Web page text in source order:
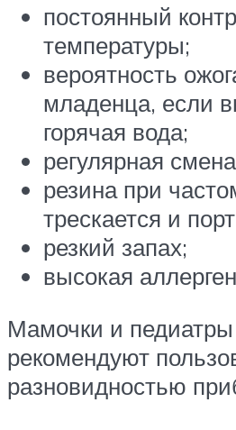
постоянный
температуры;
вероятность
младенца, если
горячая вода;
регулярная
резина при
трескается и
резкий запах;
высокая
Мамочки и
рекомендуют
разновидностью